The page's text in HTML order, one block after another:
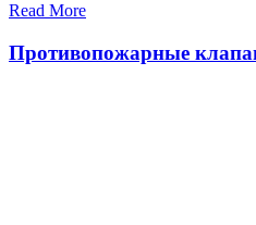
Read More
Противопожарные